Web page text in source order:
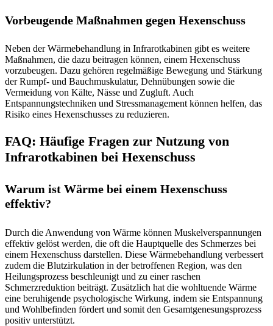
Vorbeugende Maßnahmen gegen Hexenschuss
Neben der Wärmebehandlung in Infrarotkabinen gibt es weitere
Maßnahmen, die dazu beitragen können, einem Hexenschuss
vorzubeugen. Dazu gehören regelmäßige Bewegung und Stärkung
der Rumpf- und Bauchmuskulatur, Dehnübungen sowie die
Vermeidung von Kälte, Nässe und Zugluft. Auch
Entspannungstechniken und Stressmanagement können helfen, das
Risiko eines Hexenschusses zu reduzieren.
FAQ: Häufige Fragen zur Nutzung von
Infrarotkabinen bei Hexenschuss
Warum ist Wärme bei einem Hexenschuss
effektiv?
Durch die Anwendung von Wärme können Muskelverspannungen
effektiv gelöst werden, die oft die Hauptquelle des Schmerzes bei
einem Hexenschuss darstellen. Diese Wärmebehandlung verbessert
zudem die Blutzirkulation in der betroffenen Region, was den
Heilungsprozess beschleunigt und zu einer raschen
Schmerzreduktion beiträgt. Zusätzlich hat die wohltuende Wärme
eine beruhigende psychologische Wirkung, indem sie Entspannung
und Wohlbefinden fördert und somit den Gesamtgenesungsprozess
positiv unterstützt.